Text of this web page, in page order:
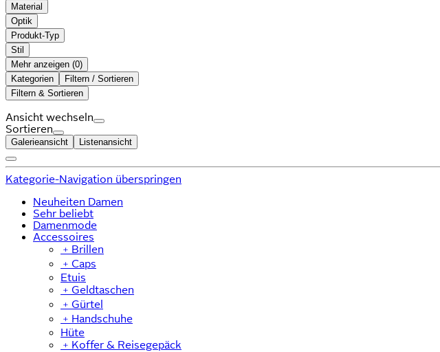
Material
Optik
Produkt-Typ
Stil
Mehr anzeigen ( )
Kategorien
Filtern / Sortieren
Filtern & Sortieren
Ansicht wechseln
Sortieren
Galerieansicht Listenansicht
Kategorie-Navigation überspringen
Neuheiten Damen
Sehr beliebt
Damenmode
Accessoires
﹢ Brillen
﹢ Caps
Etuis
﹢ Geldtaschen
﹢ Gürtel
﹢ Handschuhe
Hüte
﹢ Koffer & Reisegepäck